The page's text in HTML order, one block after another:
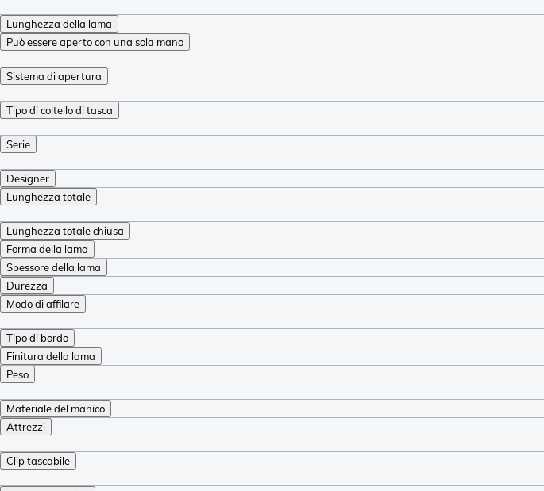
Lunghezza della lama
Può essere aperto con una sola mano
Sistema di apertura
Tipo di coltello di tasca
Serie
Designer
Lunghezza totale
Lunghezza totale chiusa
Forma della lama
Spessore della lama
Durezza
Modo di affilare
Tipo di bordo
Finitura della lama
Peso
Materiale del manico
Attrezzi
Clip tascabile